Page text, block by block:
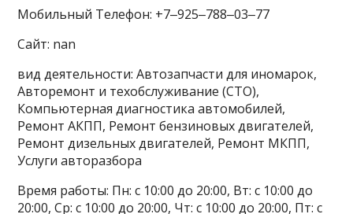
Мобильный Телефон: +7‒925‒788‒03‒77
Сайт: nan
вид деятельности: Автозапчасти для иномарок,
Авторемонт и техобслуживание (СТО),
Компьютерная диагностика автомобилей,
Ремонт АКПП, Ремонт бензиновых двигателей,
Ремонт дизельных двигателей, Ремонт МКПП,
Услуги авторазбора
Время работы: Пн: с 10:00 до 20:00, Вт: с 10:00 до
20:00, Ср: с 10:00 до 20:00, Чт: с 10:00 до 20:00, Пт: с